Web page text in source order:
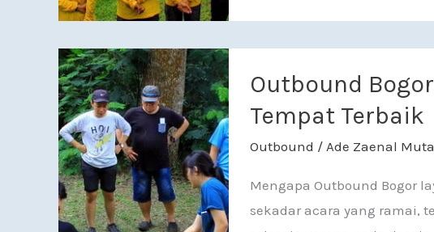
Outbound
Tempat Terbaik
Outbound / Ade Zaenal
Mengapa Outbound Bogor
sekadar acara yang ramai,